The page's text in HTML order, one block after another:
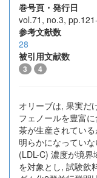
巻号頁・発行日
vol.71, no.3,
参考文献数
28
被引用文献数
3 4
オリーブは, 果実だ
フェノールを豊富
茶が生産されてい
明らかになってい
(LDL-C) 濃度が境
を対象とし, 試験飲